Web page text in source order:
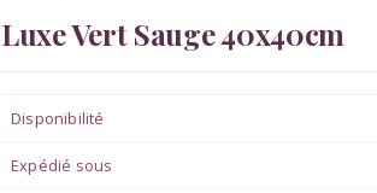
Vert Sauge 40x40cm
Disponibilité
Expédié sous